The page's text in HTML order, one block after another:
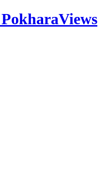
PokharaViews